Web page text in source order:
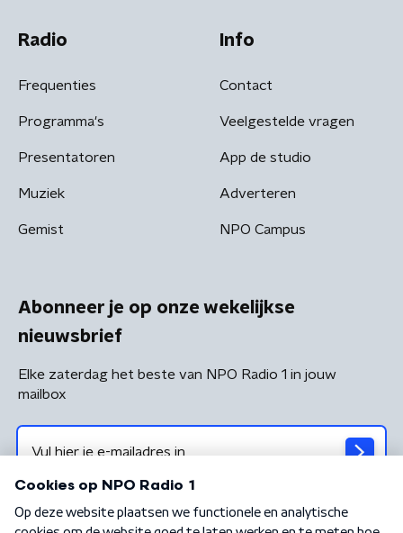
Radio
Frequenties
Programma's
Presentatoren
Muziek
Gemist
Info
Contact
Veelgestelde vragen
App de studio
Adverteren
NPO Campus
Abonneer je op onze wekelijkse
nieuwsbrief
Elke zaterdag het beste van NPO Radio 1 in jouw
mailbox